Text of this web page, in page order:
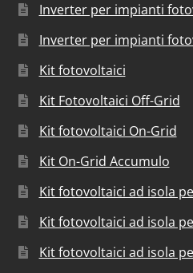
Inverter per impianti
Inverter per impianti
Kit fotovoltaici
Kit Fotovoltaici Off-Grid
Kit fotovoltaici On-Grid
Kit On-Grid Accumulo
Kit fotovoltaici ad isola
Kit fotovoltaici ad isola
Kit fotovoltaici ad isola